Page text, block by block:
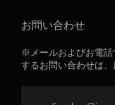
お問い合わせ
※メールおよびお電話
するお問い合わせは、